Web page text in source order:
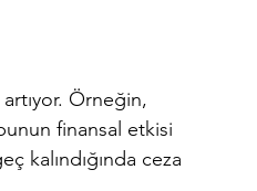
Örneğin,
finansal etkisi
kalındığında ceza